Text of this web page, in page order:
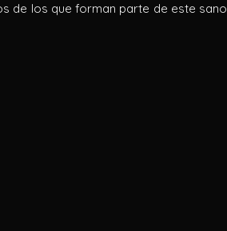
de los que forman parte de este sano